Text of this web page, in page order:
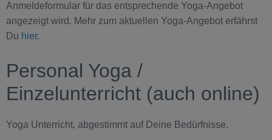
Anmeldeformular für das entsprechende Yoga-Angebot
angezeigt wird. Mehr zum aktuellen Yoga-Angebot erfährst
Du hier.
Personal Yoga /
Einzelunterricht (auch online)
Yoga Unterricht, abgestimmt auf Deine Bedürfnisse.